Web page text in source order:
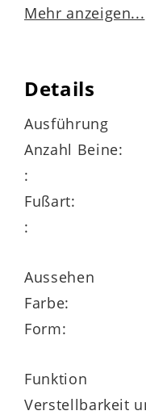
Look
langlebig.
genügend Platz
Personen. Er
Mahlzeiten mit
Freunden ein.
oder kreative
Mehr anzeigen...
Details
Ausführung
Anzahl Beine:
:
Fußart:
:
Aussehen
Farbe:
Form:
Funktion
Verstellbarkeit